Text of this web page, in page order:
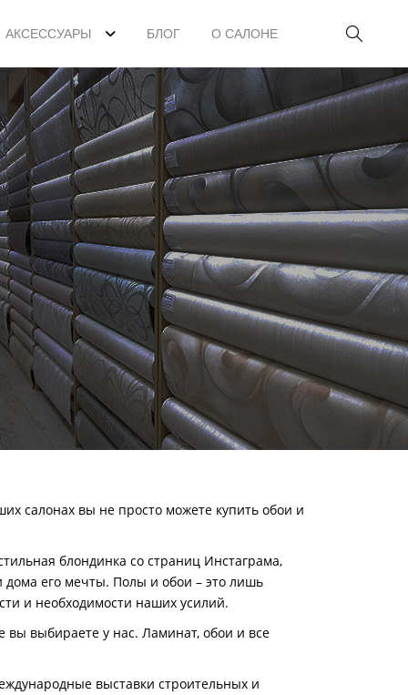
АКСЕССУАРЫ БЛОГ О САЛОНЕ
салонах вы не просто можете купить обои и
блондинка со страниц Инстаграма,
его мечты. Полы и обои – это лишь
и необходимости наших усилий.
вы выбираете у нас. Ламинат, обои и все
выставки строительных и